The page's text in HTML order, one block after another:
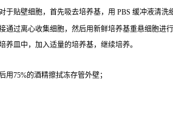
贴壁细胞，首先吸去培养基，用 PBS 缓冲液清
过离心收集细胞，然后用新鲜培养基重悬细胞进行
皿中，加入适量的培养基，继续培养。
75%的酒精擦拭冻存管外壁；